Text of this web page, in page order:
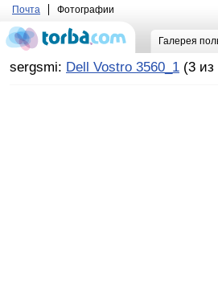
Почта Фотографии
Галерея
sergsmi: Dell Vostro 3560_1 (3 из